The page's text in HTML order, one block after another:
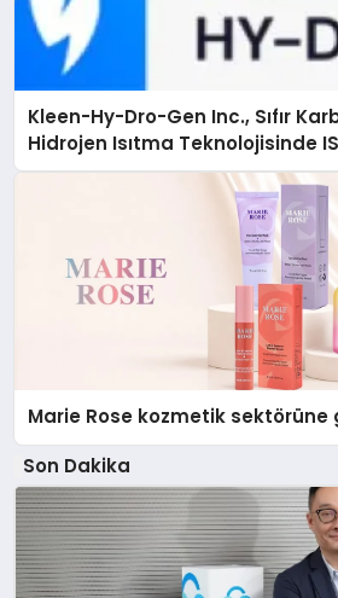
Kleen-Hy-Dro-Gen Inc., Sıfır
Hidrojen Isıtma Teknolojisinde
Düzenleyici Onaylarını Aldı
Marie Rose kozmetik sektörüne
Son Dakika